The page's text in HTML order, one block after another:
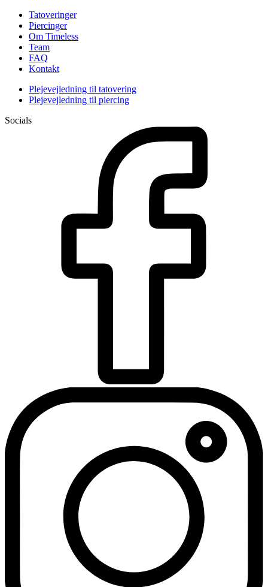
Tatoveringer
Piercinger
Om Timeless
Team
FAQ
Kontakt
Plejevejledning til tatovering
Plejevejledning til piercing
Socials